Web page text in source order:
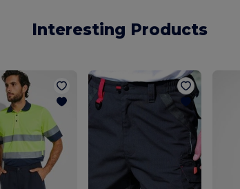
Interesting Products
Chcete získat slevu? Řekněte nám, pro
koho nakupujete?
Osobní
Ne, děkuji